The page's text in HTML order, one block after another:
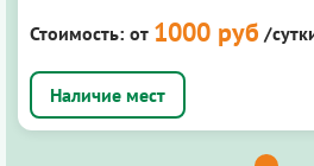
Стоимость: от 1000 руб /